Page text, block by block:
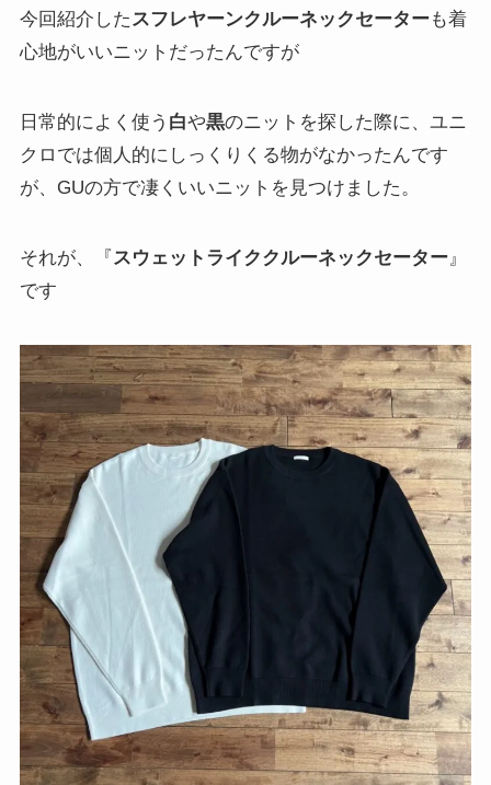
今回紹介したスフレヤーンクルーネックセーターも着
心地がいいニットだったんですが
日常的によく使う 白や黒のニットを探した際に、ユニ
クロでは個人的にしっくりくる物がなかったんです
が、GUの方で凄くいいニットを見つけました。
それが、『スウェットライククルーネックセーター』
です